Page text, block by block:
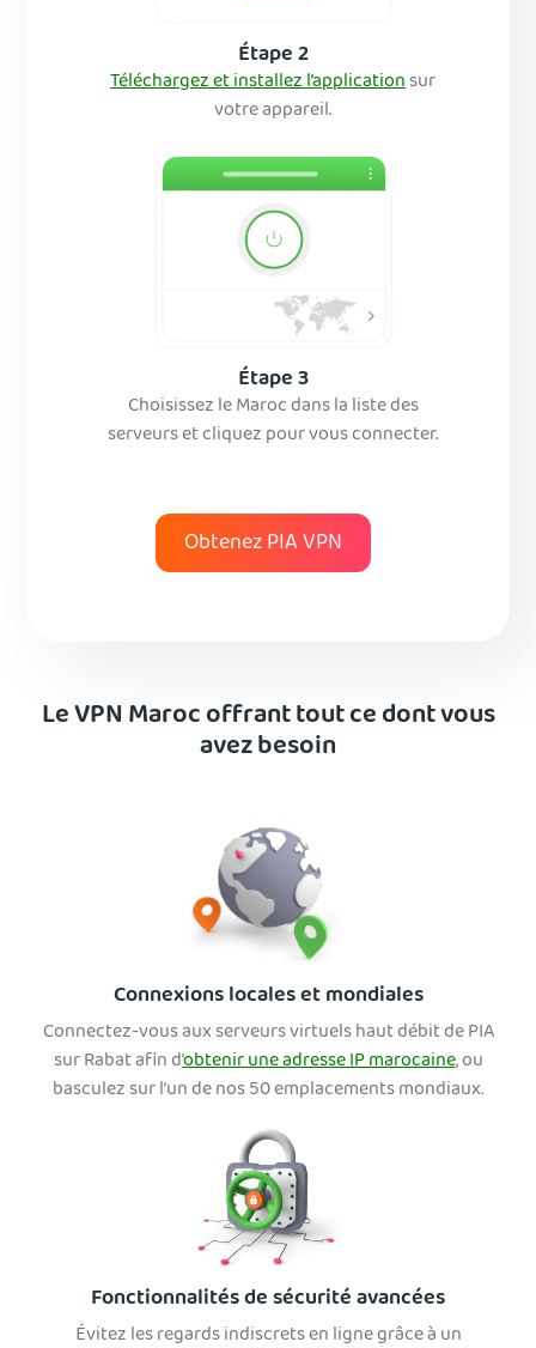
Étape 2
Téléchargez et installez l’applicationsur
votre appareil.
Étape 3
Choisissez le Maroc dans la liste des
serveurs et cliquez pour vous connecter.
Obtenez PIA VPN
Le VPN Maroc offrant tout ce dont vous
avez besoin
Connexions locales et mondiales
Connectez-vous aux serveurs virtuels haut débit de PIA
sur Rabat afin d’obtenir une adresse IP marocaine, ou
basculez sur l’un de nos 50 emplacements mondiaux.
Fonctionnalités de sécurité avancées
Évitez les regards indiscrets en ligne grâce à un